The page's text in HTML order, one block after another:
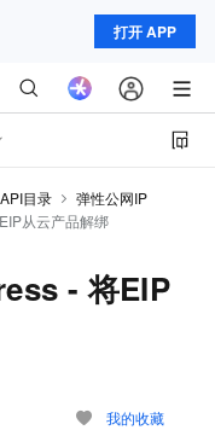
打开 APP
API目录
弹性公网IP
从云产品解绑
- 将EIP
我的收藏